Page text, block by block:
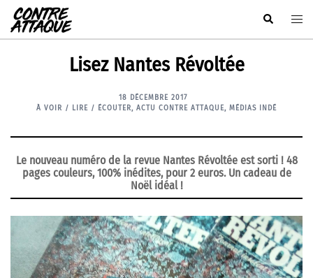
Aller
au
contenu
Rechercher
Lisez Nantes Révoltée
18 DÉCEMBRE 2017
À VOIR / LIRE / ÉCOUTER, ACTU CONTRE ATTAQUE, MÉDIAS INDÉ
Le nouveau numéro de la revue Nantes Révoltée est sorti ! 48
pages couleurs, 100% inédites, pour 2 euros. Un cadeau de
Noël idéal !